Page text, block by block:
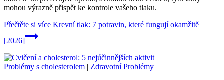
mohou výrazně přispět ke kontrole vašeho tlaku.
Přečtěte si více Krevní tlak: 7 potravin, které fungují okamžitě
[2026]
Problémy s cholesterolem | Zdravotní Problémy